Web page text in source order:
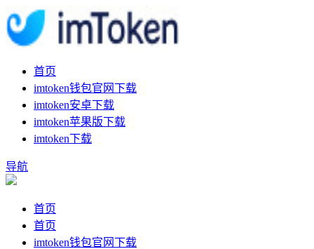
首页
imtoken钱包官网下载
imtoken安卓下载
imtoken苹果版下载
imtoken下载
导航
首页
首页
imtoken钱包官网下载